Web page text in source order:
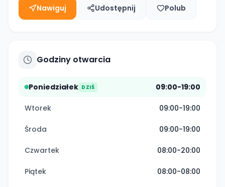
Nawiguj Udostępnij Polub
Godziny otwarcia
Poniedziałek DZIŚ 09:00-19:00
Wtorek 09:00-19:00
Środa 09:00-19:00
Czwartek 08:00-20:00
Piątek 08:00-08:00